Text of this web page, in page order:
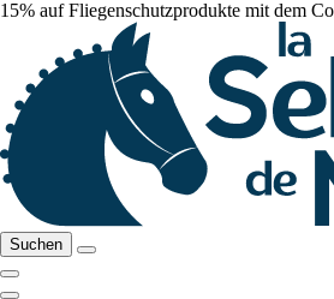
15% auf Fliegenschutzprodukte mit dem
Suchen